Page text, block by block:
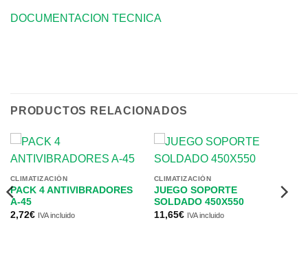
DOCUMENTACION TECNICA
PRODUCTOS RELACIONADOS
CLIMATIZACIÓN
PACK 4 ANTIVIBRADORES
A-45
2,72€ IVA incluido
CLIMATIZACIÓN
JUEGO SOPORTE
SOLDADO 450X550
11,65€ IVA incluido